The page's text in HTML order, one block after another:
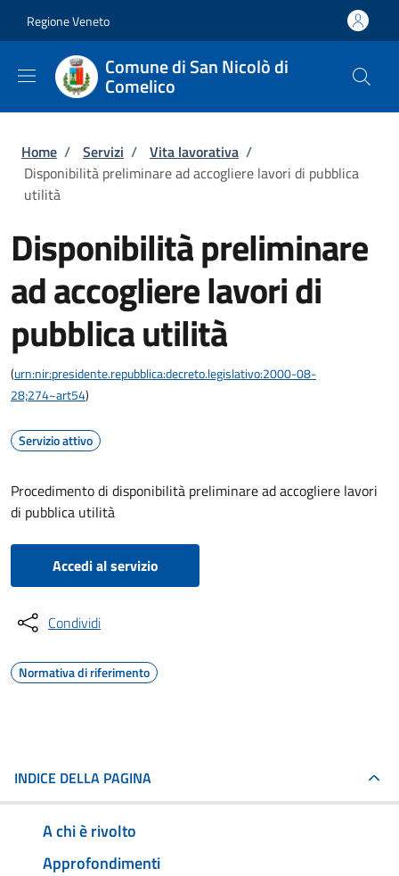
Regione Veneto
Comune di San Nicolò di
Comelico
Briciole di pane
Home / Servizi / Vita lavorativa /
Disponibilità preliminare ad accogliere lavori di pubblica
utilità
Disponibilità preliminare
ad accogliere lavori di
pubblica utilità
(urn:nir:presidente.repubblica:decreto.legislativo:2000-08-
28;274~art54)
Servizio attivo
Procedimento di disponibilità preliminare ad accogliere lavori
di pubblica utilità
Accedi al servizio
Condividi
Normativa di riferimento
INDICE DELLA PAGINA
A chi è rivolto
Approfondimenti